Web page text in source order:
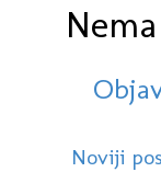
Noviji